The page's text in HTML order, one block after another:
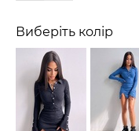
Виберіть колір